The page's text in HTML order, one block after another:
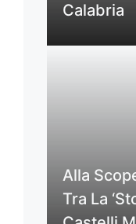
Calabria
Alla
Tra La